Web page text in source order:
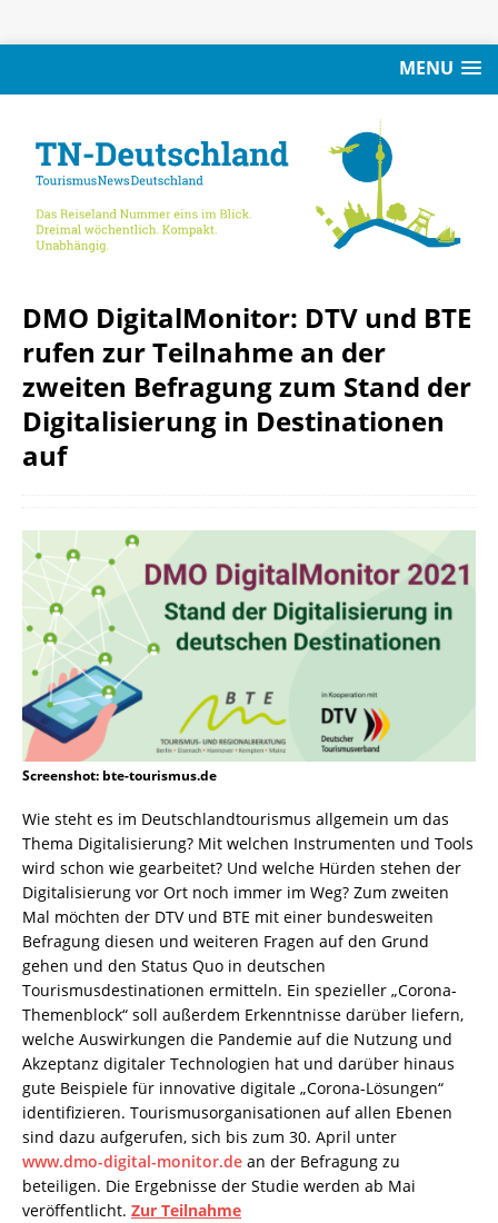
MENU
DMO DigitalMonitor: DTV und BTE
rufen zur Teilnahme an der
zweiten Befragung zum Stand der
Digitalisierung in Destinationen
auf
Screenshot: bte-tourismus.de
Wie steht es im Deutschlandtourismus allgemein um das
Thema Digitalisierung? Mit welchen Instrumenten und Tools
wird schon wie gearbeitet? Und welche Hürden stehen der
Digitalisierung vor Ort noch immer im Weg? Zum zweiten
Mal möchten der DTV und BTE mit einer bundesweiten
Befragung diesen und weiteren Fragen auf den Grund
gehen und den Status Quo in deutschen
Tourismusdestinationen ermitteln. Ein spezieller „Corona-
Themenblock“ soll außerdem Erkenntnisse darüber liefern,
welche Auswirkungen die Pandemie auf die Nutzung und
Akzeptanz digitaler Technologien hat und darüber hinaus
gute Beispiele für innovative digitale „Corona-Lösungen“
identifizieren. Tourismusorganisationen auf allen Ebenen
sind dazu aufgerufen, sich bis zum 30. April unter
www.dmo-digital-monitor.de an der Befragung zu
beteiligen. Die Ergebnisse der Studie werden ab Mai
veröffentlicht. Zur Teilnahme